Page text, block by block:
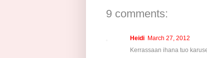
9 comments:
Heidi March 27, 2012
Kerrassaan ihana tuo